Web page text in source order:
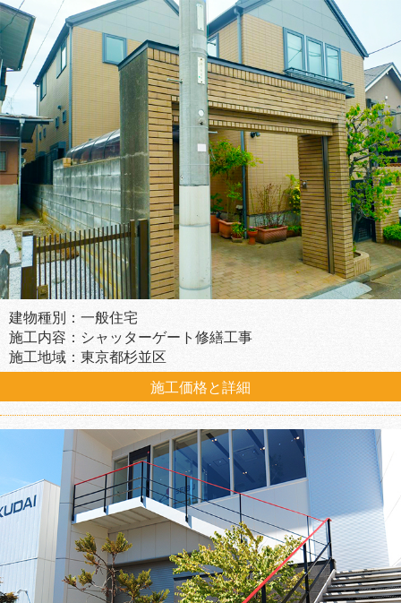
建物種別：一般住宅
施工内容：シャッターゲート修繕工事
施工地域：東京都杉並区
施工価格と詳細